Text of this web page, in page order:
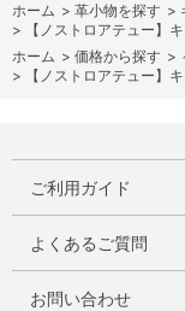
ホーム > 革小物を探す >
>
【ノストロアテュー】
ホーム > 価格から探す >
>
【ノストロアテュー】
ご利用ガイド
よくあるご質問
お問い合わせ